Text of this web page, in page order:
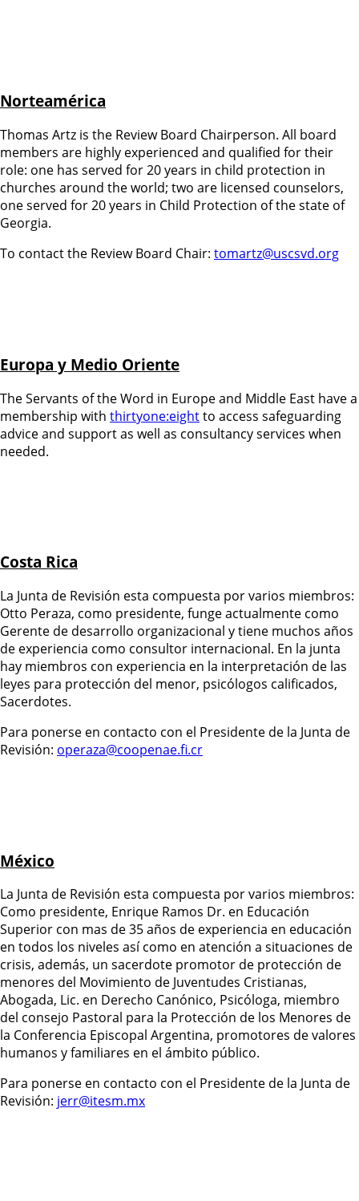
Norteamérica
Thomas Artz is the Review Board Chairperson. All board
members are highly experienced and qualified for their
role: one has served for 20 years in child protection in
churches around the world; two are licensed counselors,
one served for 20 years in Child Protection of the state of
Georgia.
To contact the Review Board Chair: tomartz@uscsvd.org
Europa y Medio Oriente
The Servants of the Word in Europe and Middle East have a
membership with thirtyone:eightto access safeguarding
advice and support as well as consultancy services when
needed.
Costa Rica
La Junta de Revisión esta compuesta por varios miembros:
Otto Peraza, como presidente, funge actualmente como
Gerente de desarrollo organizacional y tiene muchos años
de experiencia como consultor internacional. En la junta
hay miembros con experiencia en la interpretación de las
leyes para protección del menor, psicólogos calificados,
Sacerdotes.
Para ponerse en contacto con el Presidente de la Junta de
Revisión: operaza@coopenae.fi.cr
México
La Junta de Revisión esta compuesta por varios miembros:
Como presidente, Enrique Ramos Dr. en Educación
Superior con mas de 35 años de experiencia en educación
en todos los niveles así como en atención a situaciones de
crisis, además, un sacerdote promotor de protección de
menores del Movimiento de Juventudes Cristianas,
Abogada, Lic. en Derecho Canónico, Psicóloga, miembro
del consejo Pastoral para la Protección de los Menores de
la Conferencia Episcopal Argentina, promotores de valores
humanos y familiares en el ámbito público.
Para ponerse en contacto con el Presidente de la Junta de
Revisión: jerr@itesm.mx